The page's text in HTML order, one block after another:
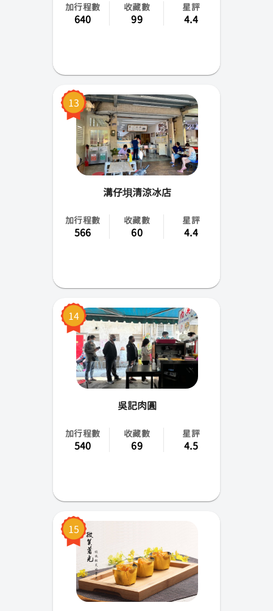
加行程數
640
收藏數
99
星評
4.4
13
溝仔垻清涼冰店
加行程數
566
收藏數
60
星評
4.4
14
吳記肉圓
加行程數
540
收藏數
69
星評
4.5
15